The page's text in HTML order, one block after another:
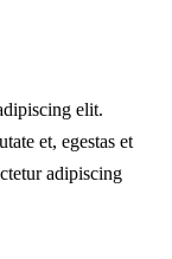
elit.
et, egestas et
adipiscing